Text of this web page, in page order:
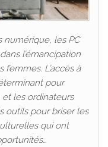
numérique, les PC
l’émancipation
L’accès à
pour
et les ordinateurs
outils pour briser les
qui ont